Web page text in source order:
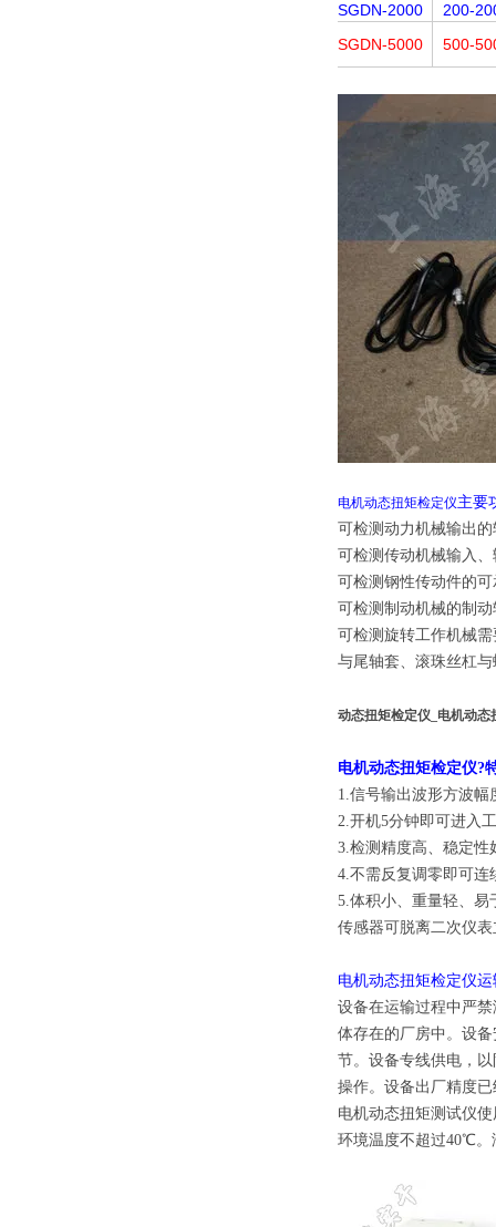
SGDN-2000
200-
SGDN-5000
500-
电机动态扭矩检定仪主要
可检测动力机械输出
可检测传动机械输入
可检测钢性传动件的
可检测制动机械的制
可检测旋转工作机械
与尾轴套、滚珠丝杠
动态扭矩检定仪_电机动态
电机动态扭矩检定仪?
1.信号输出波形方波幅
2.开机5分钟即可进入
3.检测精度高、稳定性
4.不需反复调零即可连
5.体积小、重量轻、易
传感器可脱离二次仪
电机动态扭矩检定仪运
设备在运输过程中严
体存在的厂房中。设
节。设备专线供电，
操作。设备出厂精度
电机动态扭矩测试仪
环境温度不超过40℃。